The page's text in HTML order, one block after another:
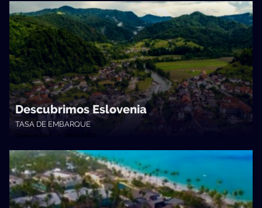
Descubrimos Eslovenia
TASA DE EMBARQUE
Quién te Dice • 08/09/2025